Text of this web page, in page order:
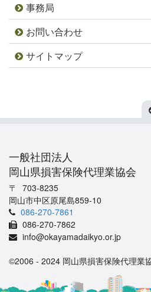
事務局
お問い合わせ
サイトマップ
一般社団法人
岡山県損害保険代理業協会
703-8235
岡山市中区原尾島859-10
086-270-7861
086-270-7862
info@okayamadaikyo.or.jp
©2006 - 2024 岡山県損害保険代理業